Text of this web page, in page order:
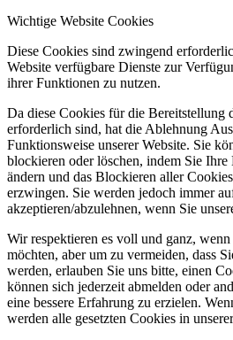
Wichtige Website Cookies
Diese Cookies sind zwingend
Website verfügbare Dienste zur
ihrer Funktionen zu nutzen.
Da diese Cookies für die Bereitstellung
erforderlich sind, hat die Ablehnung
Funktionsweise unserer Website. Sie
blockieren oder löschen, indem Sie Ihre
ändern und das Blockieren aller
erzwingen. Sie werden jedoch immer
akzeptieren/abzulehnen, wenn Sie
Wir respektieren es voll und ganz,
möchten, aber um zu vermeiden, dass
werden, erlauben Sie uns bitte, einen
können sich jederzeit abmelden oder
eine bessere Erfahrung zu erzielen.
werden alle gesetzten Cookies in